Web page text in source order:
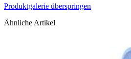
Produktgalerie überspringen
Ähnliche Artikel